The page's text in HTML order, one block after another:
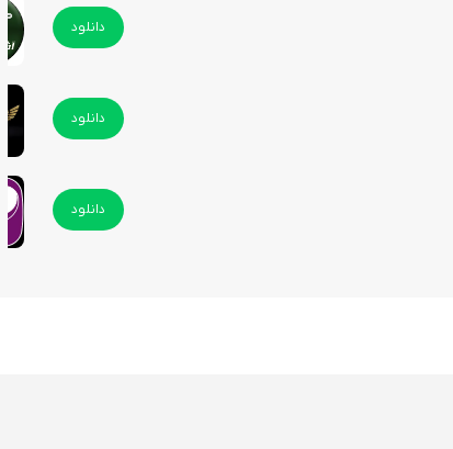
دانلود
دانلود
دانلود